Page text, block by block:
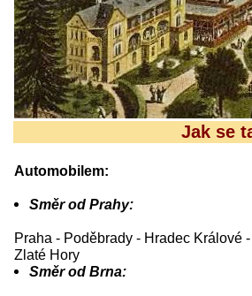
Jak se
Automobilem:
Směr od Prahy:
Praha - Poděbrady - Hradec Králové
Zlaté Hory
Směr od Brna: